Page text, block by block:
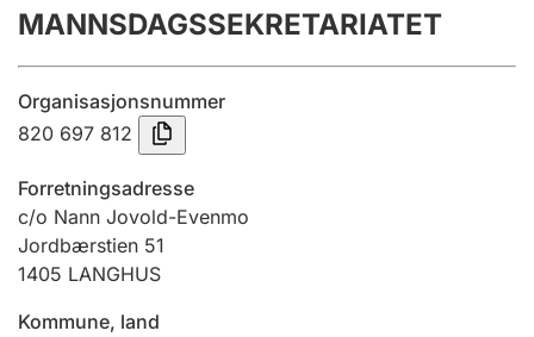
Årsregnskap
Innsending og forsinkelsesgebyr
Tinglysing
Jeger
Betaling og jegeravgiftskort
MANNSDAGSSEKRETARIATET
Organisasjonsnummer
820 697 812
Forretningsadresse
c/o Nann Jovold-Evenmo
Jordbærstien 51
1405 LANGHUS
Kommune, land